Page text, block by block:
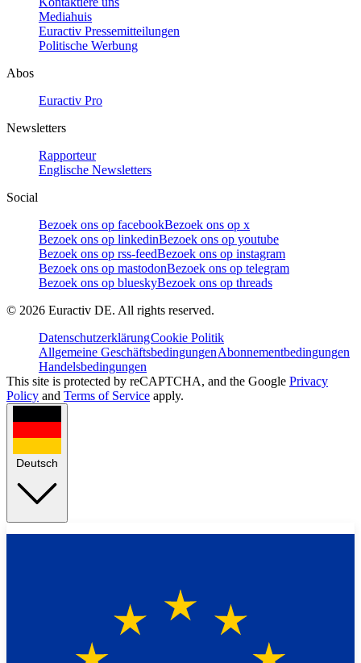
Mediahuis
Euractiv Pressemitteilungen
Politische Werbung
Abos
Euractiv Pro
Newsletters
Rapporteur
Englische Newsletters
Social
Bezoek ons op facebookBezoek ons op x
Bezoek ons op linkedinBezoek ons op youtube
Bezoek ons op rss-feedBezoek ons op instagram
Bezoek ons op mastodonBezoek ons op telegram
Bezoek ons op blueskyBezoek ons op threads
© 2026 Euractiv DE. All rights reserved.
DatenschutzerklärungCookie Politik
Allgemeine GeschäftsbedingungenAbonnementbedingungen
Handelsbedingungen
This site is protected by reCAPTCHA, and the Google Privacy
Policy and Terms of Service apply.
Deutsch